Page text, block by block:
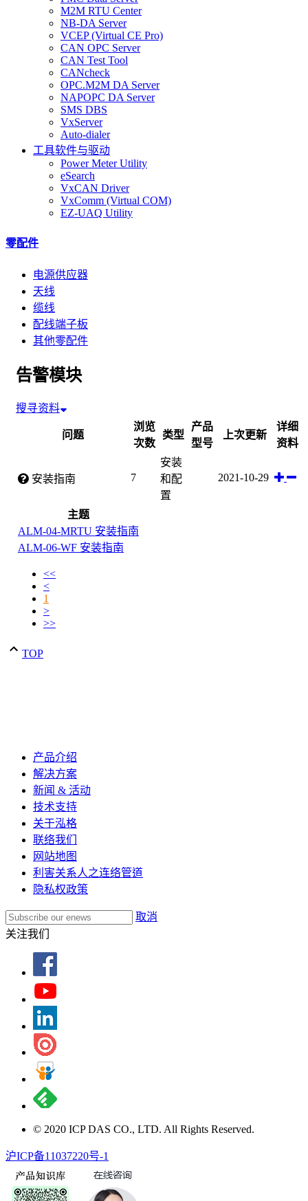
M2M RTU Center
NB-DA Server
VCEP (Virtual CE Pro)
CAN OPC Server
CAN Test Tool
CANcheck
OPC.M2M DA Server
NAPOPC DA Server
SMS DBS
VxServer
Auto-dialer
工具软件与驱动
Power Meter Utility
eSearch
VxCAN Driver
VxComm (Virtual COM)
EZ-UAQ Utility
零配件
电源供应器
天线
缆线
配线端子板
其他零配件
告警模块
搜寻资料
问题
浏览
次数
类型
产品
型号
上次更新
详细
资料
安装指南 7
安装
和配
置
2021-10-29
主题
ALM-04-MRTU 安装指南
ALM-06-WF 安装指南
<<
<
1
>
>>
TOP
产品介绍
解决方案
新闻 & 活动
技术支持
关于泓格
联络我们
网站地图
利害关系人之连络管道
隐私权政策
取消
关注我们
© 2020 ICP DAS CO., LTD. All Rights Reserved.
沪ICP备11037220号-1